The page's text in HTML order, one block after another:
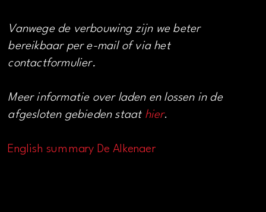
Vanwege de verbouwing zijn we beter
bereikbaar per e-mail of via het
contactformulier.
Meer informatie over laden en lossen in de
afgesloten gebieden staat hier.
English summary De Alkenaer